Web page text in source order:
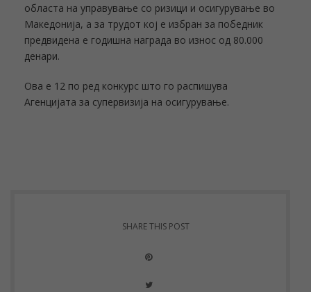
областа на управување со ризици и осигурување во
Македонија, а за трудот кој е избран за победник
предвидена е годишна награда во износ од 80.000
денари.
Ова е 12 по ред конкурс што го распишува
Агенцијата за супервизија на осигурување.
SHARE THIS POST